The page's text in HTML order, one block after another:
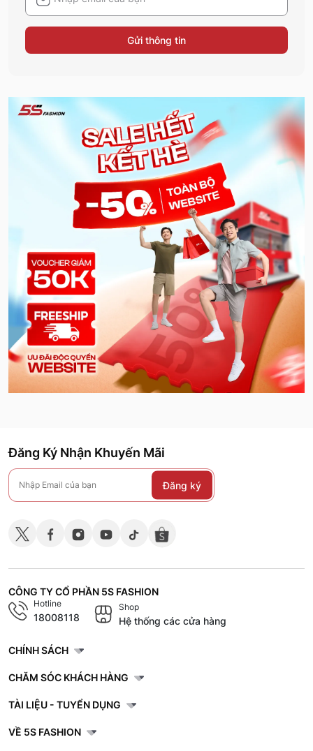
Gửi thông tin
Đăng Ký Nhận Khuyến Mãi
Đăng ký
CÔNG TY CỔ PHẦN 5S FASHION
Hotline
18008118
Shop
Hệ thống các cửa hàng
CHÍNH SÁCH
CHĂM SÓC KHÁCH HÀNG
TÀI LIỆU - TUYỂN DỤNG
VỀ 5S FASHION